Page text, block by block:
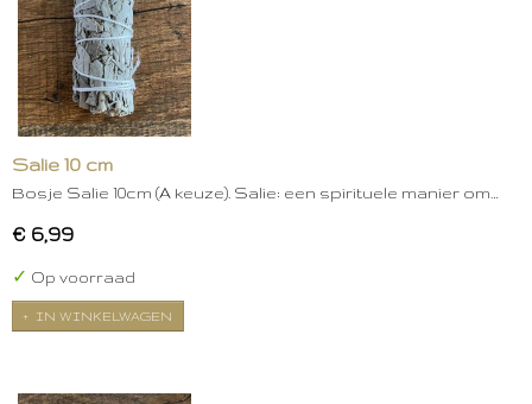
Salie 10 cm
Bosje Salie 10cm (A keuze). Salie: een spirituele manier om…
€ 6,99
✓ Op voorraad
IN WINKELWAGEN